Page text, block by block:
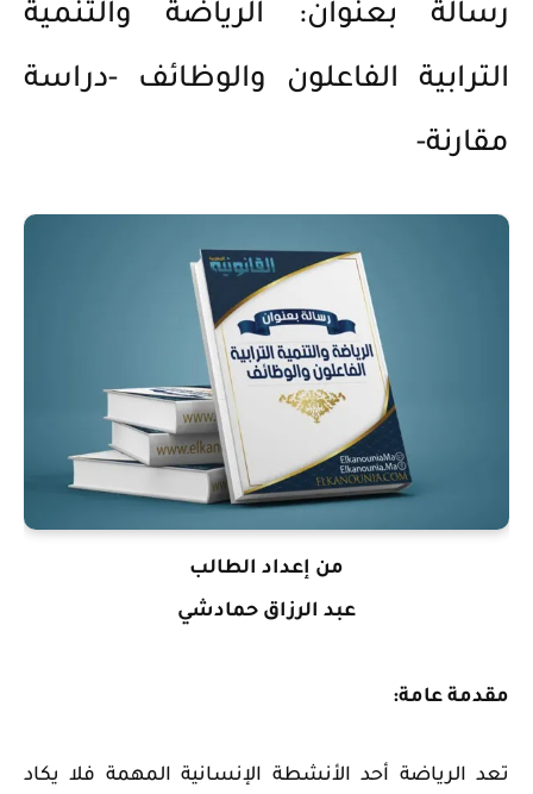
رسالة بعنوان: الرياضة والتنمية
الترابية الفاعلون والوظائف -دراسة
مقارنة-
من إعداد الطالب
عبد الرزاق حمادشي
مقدمة عامة:
تعد الرياضة أحد الأنشطة الإنسانية المهمة فلا يكاد